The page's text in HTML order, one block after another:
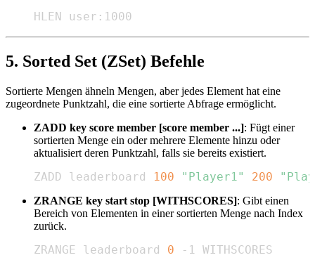
HLEN user:1000
5. Sorted Set (ZSet) Befehle
Sortierte Mengen ähneln Mengen, aber jedes Element hat eine
zugeordnete Punktzahl, die eine sortierte Abfrage ermöglicht.
ZADD key score member [score member ...]: Fügt einer
sortierten Menge ein oder mehrere Elemente hinzu oder
aktualisiert deren Punktzahl, falls sie bereits existiert.
ZADD leaderboard 100 "Player1" 200
ZRANGE key start stop [WITHSCORES]: Gibt einen
Bereich von Elementen in einer sortierten Menge nach Index
zurück.
ZRANGE leaderboard 0 -1 WITHSCORES